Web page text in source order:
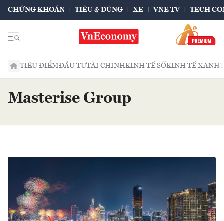
CHỨNG KHOÁN TIÊU & DÙNG XE VNE TV TECH
TIÊU ĐIỂMĐẦU TƯTÀI CHÍNHKINH TẾ SỐKINH TẾ XANH
Masterise Group